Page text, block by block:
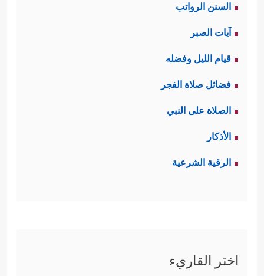
السنن الرواتب
آيات الصبر
قيام الليل وفضله
فضائل صلاة الفجر
الصلاة على النبي
الأذكار
الرقية الشرعية
اختر القاريء